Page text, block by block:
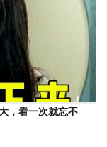
，看一次就忘不